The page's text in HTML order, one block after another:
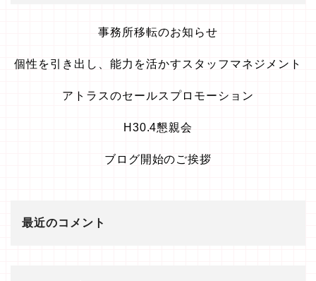
事務所移転のお知らせ
個性を引き出し、能力を活かすスタッフマネジメント
アトラスのセールスプロモーション
H30.4懇親会
ブログ開始のご挨拶
最近のコメント